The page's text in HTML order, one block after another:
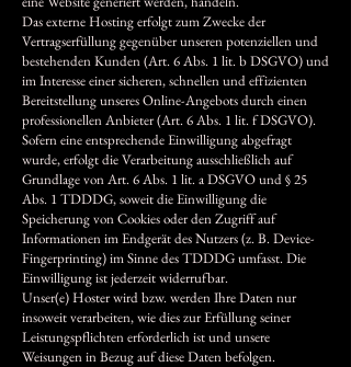
Das externe Hosting erfolgt zum Zwecke der
Vertragserfüllung gegenüber unseren potenziellen und
bestehenden Kunden (Art. 6 Abs. 1 lit. b DSGVO) und
im Interesse einer sicheren, schnellen und effizienten
Bereitstellung unseres Online-Angebots durch einen
professionellen Anbieter (Art. 6 Abs. 1 lit. f DSGVO).
Sofern eine entsprechende Einwilligung abgefragt
wurde, erfolgt die Verarbeitung ausschließlich auf
Grundlage von Art. 6 Abs. 1 lit. a DSGVO und § 25
Abs. 1 TDDDG, soweit die Einwilligung die
Speicherung von Cookies oder den Zugriff auf
Informationen im Endgerät des Nutzers (z. B. Device-
Fingerprinting) im Sinne des TDDDG umfasst. Die
Einwilligung ist jederzeit widerrufbar.
Unser(e) Hoster wird bzw. werden Ihre Daten nur
insoweit verarbeiten, wie dies zur Erfüllung seiner
Leistungspflichten erforderlich ist und unsere
Weisungen in Bezug auf diese Daten befolgen.